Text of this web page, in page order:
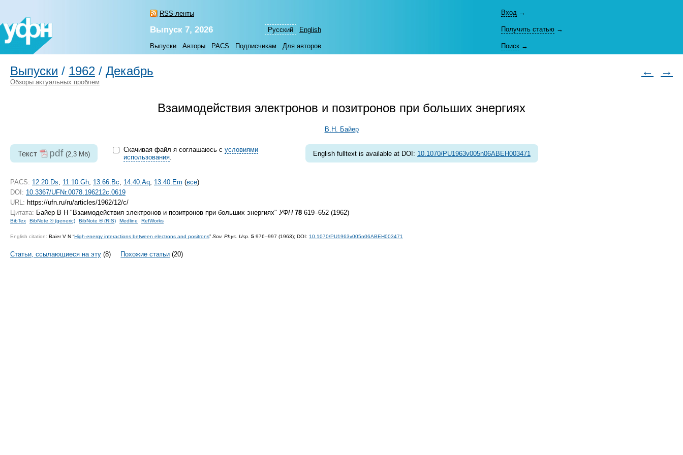
RSS-ленты
Русский English
Вход →
Выпуск 7, 2026 Получить статью →
Выпуски Авторы PACS Подписчикам Для авторов Поиск →
Выпуски / 1962 / Декабрь ← →
Обзоры актуальных проблем
Взаимодействия электронов и позитронов при больших энергиях
В.Н. Байер
Текст pdf (2,3 Мб)
Скачивая файл я соглашаюсь с условиями
использования.
English fulltext is available at DOI: 10.1070/PU1963v005n06ABEH003471
PACS: 12.20.Ds, 11.10.Gh, 13.66.Bc, 14.40.Aq, 13.40.Em (все)
DOI: 10.3367/UFNr.0078.196212c.0619
URL: https://ufn.ru/ru/articles/1962/12/c/
Цитата: Байер В Н "Взаимодействия электронов и позитронов при больших энергиях" УФН 78 619–652 (1962)
BibTex BibNote ® (generic) BibNote ® (RIS) Medline RefWorks
English citation: Baier V N “High-energy interactions between electrons and positrons” Sov. Phys. Usp. 5 976–997 (1963); DOI: 10.1070/PU1963v005n06ABEH003471
Статьи, ссылающиеся на эту (8) Похожие статьи (20)